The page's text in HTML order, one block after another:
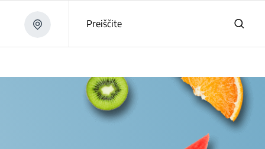
Preiščite